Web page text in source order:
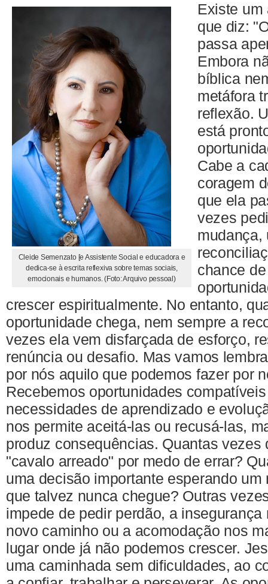
Cleide Semenzato [e Assistente Social e educadora e
dedica-se à escrita reflexiva sobre temas sociais,
emocionais e humanos. (Foto: Arquivo pessoal)
Existe um
que diz:
passa
Embora
bíblica
metáfora
reflexão.
está
Cabe a
coragem
que ela
vezes
mudança,
chance
crescer espiritualmente. No entanto,
oportunidade chega, nem sempre a
vezes ela vem disfarçada de esforço,
renúncia ou desafio. Mas vamos
por nós aquilo que podemos fazer por
Recebemos oportunidades
necessidades de aprendizado e
nos permite aceitá-las ou recusá-las,
produz consequências. Quantas vezes
"cavalo arreado" por medo de errar?
uma decisão importante esperando um
que talvez nunca chegue? Outras
impede de pedir perdão, a
novo caminho ou a acomodação nos
lugar onde já não podemos crescer.
uma caminhada sem dificuldades, ao